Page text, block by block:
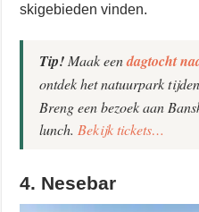
skigebieden vinden.
Tip!Maak eendagtocht
ontdek het natuurpark
Breng een bezoek aan
lunch.Bekijk tickets…
4. Nesebar